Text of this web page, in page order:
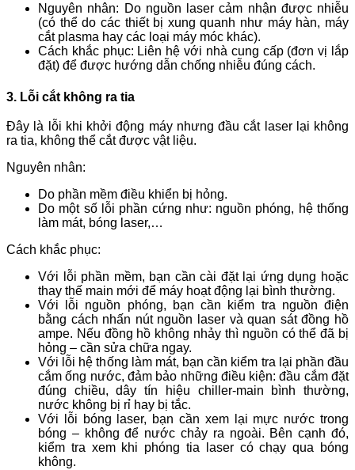
Nguyên nhân: Do nguồn laser cảm nhận được nhiễu
(có thể do các thiết bị xung quanh như máy hàn, máy
cắt plasma hay các loại máy móc khác).
Cách khắc phục: Liên hệ với nhà cung cấp (đơn vị lắp
đặt) để được hướng dẫn chống nhiễu đúng cách.
3. Lỗi cắt không ra tia
Đây là lỗi khi khởi động máy nhưng đầu cắt laser lại không
ra tia, không thể cắt được vật liệu.
Nguyên nhân:
Do phần mềm điều khiển bị hỏng.
Do một số lỗi phần cứng như: nguồn phóng, hệ thống
làm mát, bóng laser,…
Cách khắc phục:
Với lỗi phần mềm, bạn cần cài đặt lại ứng dụng hoặc
thay thế main mới để máy hoạt động lại bình thường.
Với lỗi nguồn phóng, bạn cần kiểm tra nguồn điện
bằng cách nhấn nút nguồn laser và quan sát đồng hồ
ampe. Nếu đồng hồ không nhảy thì nguồn có thể đã bị
hỏng – cần sửa chữa ngay.
Với lỗi hệ thống làm mát, bạn cần kiểm tra lại phần đầu
cắm ống nước, đảm bảo những điều kiện: đầu cắm đặt
đúng chiều, dây tín hiệu chiller-main bình thường,
nước không bị rỉ hay bị tắc.
Với lỗi bóng laser, bạn cần xem lại mực nước trong
bóng – không để nước chảy ra ngoài. Bên cạnh đó,
kiểm tra xem khi phóng tia laser có chạy qua bóng
không.